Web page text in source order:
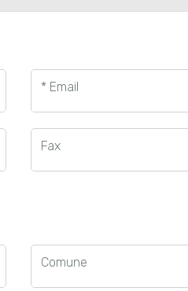
* Email
Fax
Comune